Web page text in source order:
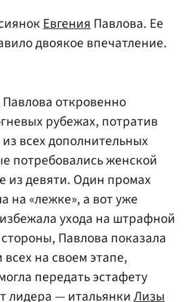
ЕвгенияПавлова. Ее
двоякое впечатление.
откровенно
рубежах, потратив
всех дополнительных
потребовались женской
из девяти. Один промах
на «лежке», а вот уже
ухода на штрафной
Павлова показала
на своем этапе,
передать эстафету
лидера — итальянкиЛизы